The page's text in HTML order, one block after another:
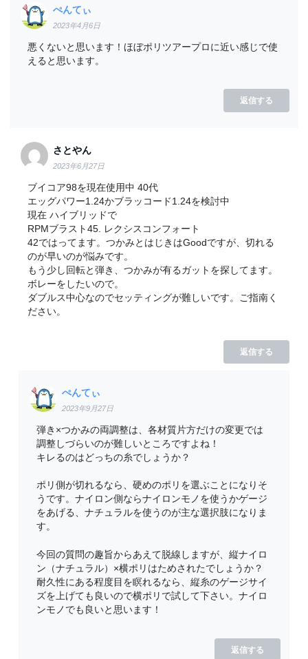
ぺんてぃ
2023年4月6日
悪くないと思います！ほぼポリツアープロに近い感じで使
えると思います。
返信する
さとやん
2023年6月27日
ブイコア98を現在使用中 40代
エッグパワー1.24かブラッコード1.24を検討中
現在 ハイブリッドで
RPMブラスト45. レクシスコンフォート
42ではってます。つかみとはじきはGoodですが、切れる
のが早いのが悩みです。
もう少し回転と弾き、つかみが有るガットを探してます。
ボレーをしたいので。
ダブルス中心なのでセッティングが難しいです。ご指南く
ださい。
返信する
ぺんてぃ
2023年9月27日
弾き×つかみの両調整は、各材質片方だけの変更では
調整しづらいのが難しいところですよね！
キレるのはどっちの糸でしょうか？
ポリ側が切れるなら、硬めのポリを選ぶことになりそ
うです。ナイロン側ならナイロンモノを使うかゲージ
をあげる、ナチュラルを使うのが主な選択肢になりま
す。
今回の質問の趣旨からあえて脱線しますが、縦ナイロ
ン（ナチュラル）×横ポリはためされたでしょうか？
耐久性にある程度目を瞑れるなら、縦糸のゲージサイ
ズを上げても良いので横ポリで試して下さい。ナイロ
ンモノでも良いと思います！
返信する